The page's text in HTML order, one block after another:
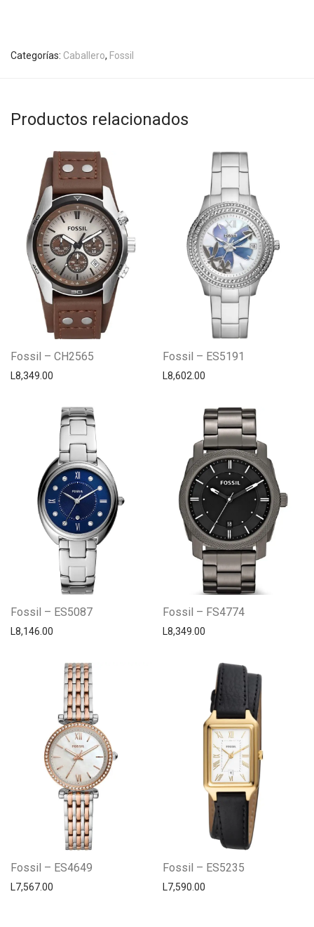
Categorías: Caballero, Fossil
Productos relacionados
Fossil – CH2565
L8,349.00
Fossil – ES5191
L8,602.00
Fossil – ES5087
L8,146.00
Fossil – FS4774
L8,349.00
Fossil – ES4649
L7,567.00
Fossil – ES5235
L7,590.00